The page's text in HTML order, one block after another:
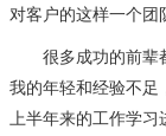
对客户的这样一个团
很多成功的前辈
我的年轻和经验不
上半年来的工作学